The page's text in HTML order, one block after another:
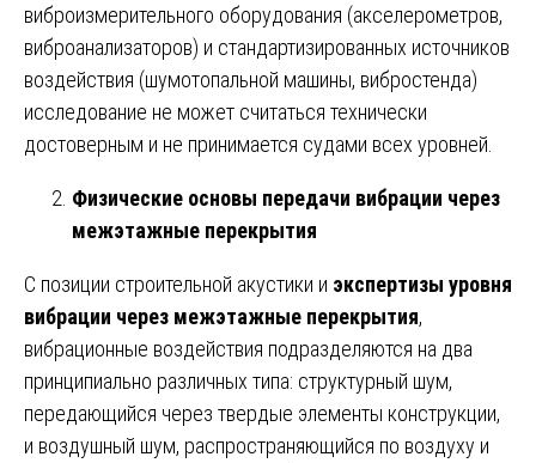
виброизмерительного оборудования (акселерометров,
виброанализаторов) и стандартизированных источников
воздействия (шумотопальной машины, вибростенда)
исследование не может считаться технически
достоверным и не принимается судами всех уровней.
Физические основы передачи вибрации через
межэтажные перекрытия
С позиции строительной акустики и экспертизы уровня
вибрации через межэтажные перекрытия,
вибрационные воздействия подразделяются на два
принципиально различных типа: структурный шум,
передающийся через твердые элементы конструкции,
и воздушный шум, распространяющийся по воздуху и